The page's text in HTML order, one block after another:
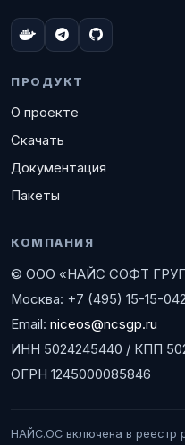
ПРОДУКТ
О проекте
Скачать
Документация
Пакеты
КОМПАНИЯ
© ООО «НАЙС СОФТ
Москва: +7 (495) 15-15-042
Email: niceos@ncsgp.ru
ИНН 5024245440 / КПП
ОГРН 1245000085846
НАЙС.ОС включена в реестр